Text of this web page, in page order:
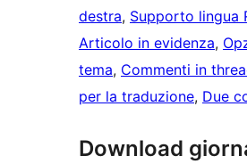
destra, Supporto lingua
Articolo in evidenza,
tema, Commenti in
per la traduzione, Due
Download